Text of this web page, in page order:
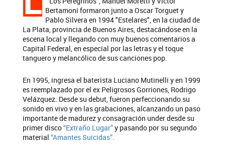
Bertamoni formaron junto a Oscar Torguet y
Pablo Silvera en 1994 "Estelares", en la ciudad de
La Plata, provincia de Buenos Aires, destacándose en la
escena local y llegando con muy buenos comentarios a
Capital Federal, en especial por las letras y el toque
tanguero y melancólico de sus canciones pop.
En 1995, ingresa el baterista Luciano Mutinelli y en 1999
es reemplazado por el ex Peligrosos Gorriones, Rodrigo
Velázquez. Desde su debut, fueron perfeccionando su
sonido en vivo y en las grabaciones, alcanzando un paso
importante de madurez y consagración under desde su
primer disco“Extraño Lugar”y pasando por su segundo
material “Amantes Suicidas”.